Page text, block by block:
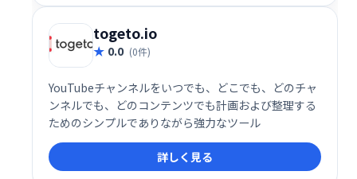
togeto.io
0.0 (0件)
YouTubeチャンネルをいつでも、どこでも、どのチャ
ンネルでも、どのコンテンツでも計画および整理する
ためのシンプルでありながら強力なツール
詳しく見る